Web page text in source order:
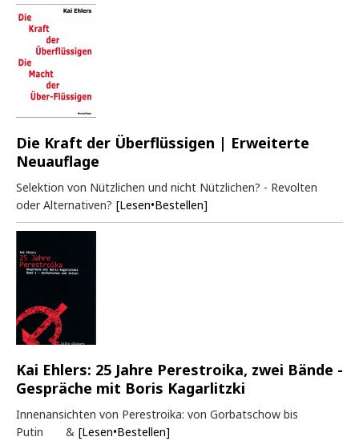
Die Kraft der Überflüssigen | Erweiterte
Neuauflage
Selektion von Nützlichen und nicht Nützlichen? - Revolten
oder Alternativen? [Lesen•Bestellen]
Kai Ehlers: 25 Jahre Perestroika, zwei Bände -
Gespräche mit Boris Kagarlitzki
Innenansichten von Perestroika: von Gorbatschow bis
Putin & [Lesen•Bestellen]